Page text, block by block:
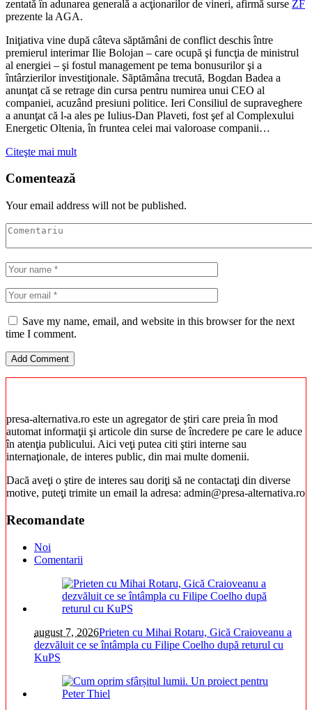
zen­tată în adunarea generală a acţio­narilor de vineri, afirmă surse ZF
prezente la AGA.
Iniţiativa vine după câteva săptămâni de conflict deschis între
premierul interimar Ilie Bolojan – care ocupă şi funcţia de ministrul
al energiei – şi fostul management pe tema bonusurilor şi a
întârzierilor investiţionale. Săptămâna trecută, Bogdan Badea a
anunţat că se retrage din cursa pentru numirea unui CEO al
companiei, acuzând presiuni politice. Ieri Consiliul de supraveghere
a anunţat că l-a ales pe Iulius-Dan Plaveti, fost şef al Complexului
Energetic Oltenia, în fruntea celei mai valoroase companii…
Citeşte mai mult
Comentează
Your email address will not be published.
Save my name, email, and website in this browser for the next
time I comment.
presa-alternativa.ro este un agregator de ştiri care preia în mod
automat informaţii şi articole din surse de încredere pe care le aduce
în atenţia publicului. Aici veţi putea citi ştiri interne sau
internaţionale, de interes public, din mai multe domenii.
Dacă aveţi o ştire de interes sau doriţi să ne contactaţi din diverse
motive, puteţi trimite un email la adresa: admin@presa-alternativa.ro
Recomandate
Noi
Comentarii
august 7, 2026Prieten cu Mihai Rotaru, Gică Craioveanu a
dezvăluit ce se întâmpla cu Filipe Coelho după returul cu
KuPS